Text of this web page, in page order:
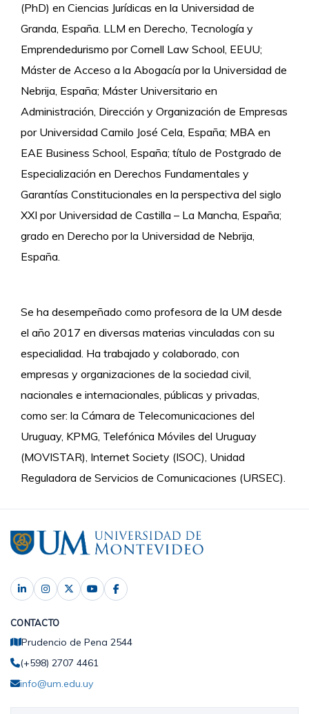
(PhD) en Ciencias Jurídicas en la Universidad de
Granda, España. LLM en Derecho, Tecnología y
Emprendedurismo por Cornell Law School, EEUU;
Máster de Acceso a la Abogacía por la Universidad de
Nebrija, España; Máster Universitario en
Administración, Dirección y Organización de Empresas
por Universidad Camilo José Cela, España; MBA en
EAE Business School, España; título de Postgrado de
Especialización en Derechos Fundamentales y
Garantías Constitucionales en la perspectiva del siglo
XXI por Universidad de Castilla – La Mancha, España;
grado en Derecho por la Universidad de Nebrija,
España.
Se ha desempeñado como profesora de la UM desde
el año 2017 en diversas materias vinculadas con su
especialidad. Ha trabajado y colaborado, con
empresas y organizaciones de la sociedad civil,
nacionales e internacionales, públicas y privadas,
como ser: la Cámara de Telecomunicaciones del
Uruguay, KPMG, Telefónica Móviles del Uruguay
(MOVISTAR), Internet Society (ISOC), Unidad
Reguladora de Servicios de Comunicaciones (URSEC).
CONTACTO
Prudencio de Pena 2544
(+598) 2707 4461
info@um.edu.uy